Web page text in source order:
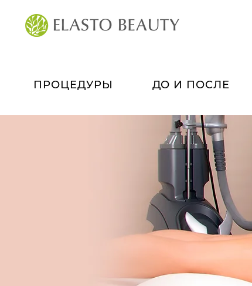
ПРОЦЕДУРЫ ДО И ПОСЛЕ